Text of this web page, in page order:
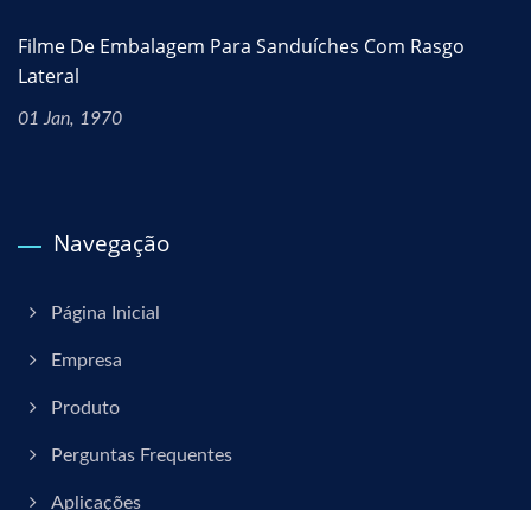
Filme De Embalagem Para Sanduíches Com Rasgo
Lateral
01 Jan, 1970
Navegação
Página Inicial
Empresa
Produto
Perguntas Frequentes
Aplicações